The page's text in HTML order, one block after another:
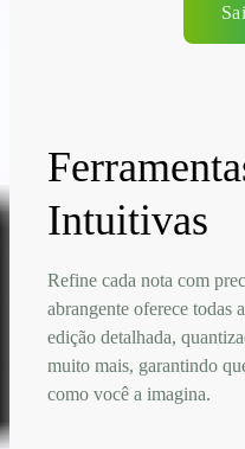
Intuitivas
Refine cada nota com
abrangente oferece todas
edição detalhada,
muito mais, garantindo
como você a imagina.